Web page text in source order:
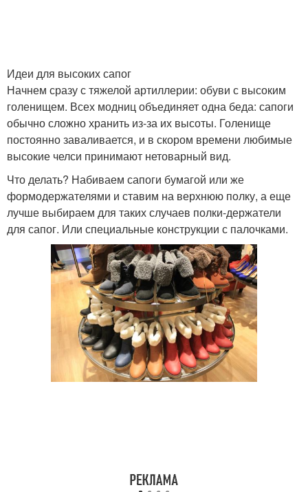
Идеи для высоких сапог
Начнем сразу с тяжелой артиллерии: обуви с высоким
голенищем. Всех модниц объединяет одна беда: сапоги
обычно сложно хранить из-за их высоты. Голенище
постоянно заваливается, и в скором времени любимые
высокие челси принимают нетоварный вид.
Что делать? Набиваем сапоги бумагой или же
формодержателями и ставим на верхнюю полку, а еще
лучше выбираем для таких случаев полки-держатели
для сапог. Или специальные конструкции с палочками.